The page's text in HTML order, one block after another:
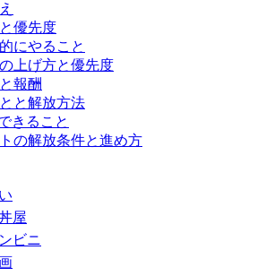
優先度
にやること
上げ方と優先度
報酬
と解放方法
きること
の解放条件と進め方
屋
ビニ